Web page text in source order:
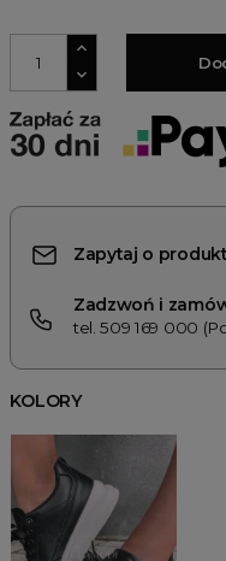
Zapytaj o produkt
Zadzwoń i
tel. 509 169 000
KOLORY